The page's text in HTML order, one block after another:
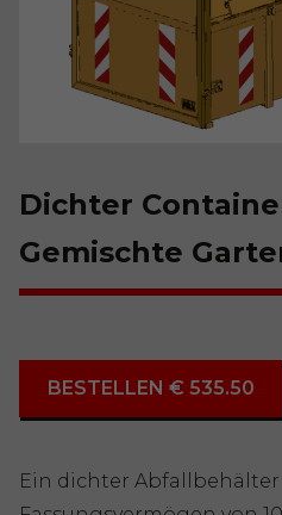
Dichter
Gemischte
BESTELLEN € 535.50
Ein dichter